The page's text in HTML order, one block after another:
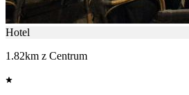
Hotel
1.82km z Centrum